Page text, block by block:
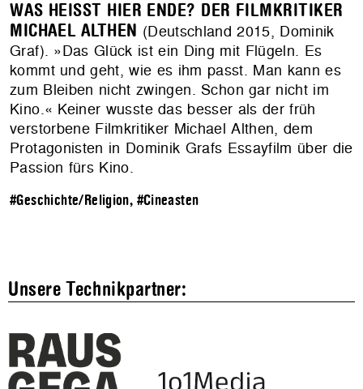
WAS HEISST HIER ENDE? DER FILMKRITIKER
MICHAEL ALTHEN (Deutschland 2015, Dominik
Graf). »Das Glück ist ein Ding mit Flügeln. Es
kommt und geht, wie es ihm passt. Man kann es
zum Bleiben nicht zwingen. Schon gar nicht im
Kino.« Keiner wusste das besser als der früh
verstorbene Filmkritiker Michael Althen, dem
Protagonisten in Dominik Grafs Essayfilm über die
Passion fürs Kino.
#Geschichte/Religion, #Cineasten
Unsere Technikpartner: